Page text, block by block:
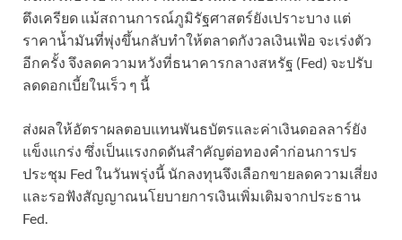
ตึงเครียด แม้สถานการณ์ภูมิรัฐศาสตร์ยังเปราะบาง แต่
ราคาน้ำมันที่พุ่งขึ้นกลับทำให้ตลาดกังวลเงินเฟ้อ จะเร่งตัว
อีกครั้ง จึงลดความหวังที่ธนาคารกลางสหรัฐ (Fed) จะปรับ
ลดดอกเบี้ยในเร็ว ๆ นี้
ส่งผลให้อัตราผลตอบแทนพันธบัตรและค่าเงินดอลลาร์ยัง
แข็งแกร่ง ซึ่งเป็นแรงกดดันสำคัญต่อทองคำก่อนการปร
ประชุม Fed ในวันพรุ่งนี้ นักลงทุนจึงเลือกขายลดความเสี่ยง
และรอฟังสัญญาณนโยบายการเงินเพิ่มเติมจากประธาน
Fed.